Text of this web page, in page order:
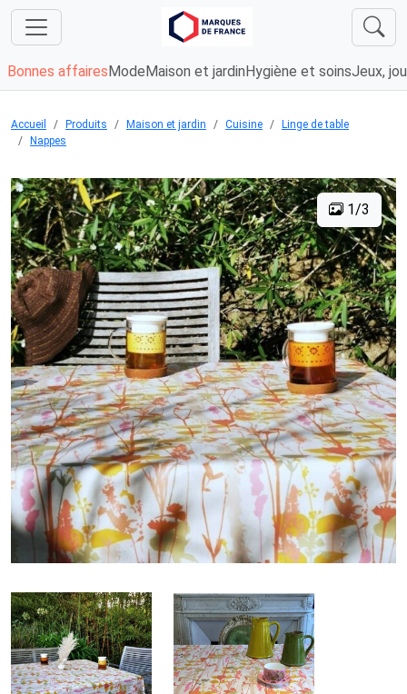
Bonnes affaires Mode Maison et jardin Hygiène et soinsJeux,
Accueil Produits Maison et jardin Cuisine
Linge de table
Nappes
1/3